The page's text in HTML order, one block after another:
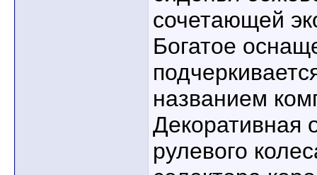
сочетающей
Богатое
названием
Декоративная
рулевого